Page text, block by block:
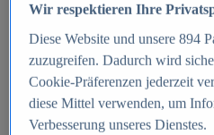
E-commerce
Beliebte Statistiken
Aktuelle Statistiken
E-Commerce -
Wir respektieren Ihre
Diese Website und unsere 894
zuzugreifen. Dadurch wird
Cookie-Präferenzen jederzeit
diese Mittel verwenden, um
Verbesserung unseres Dienstes.